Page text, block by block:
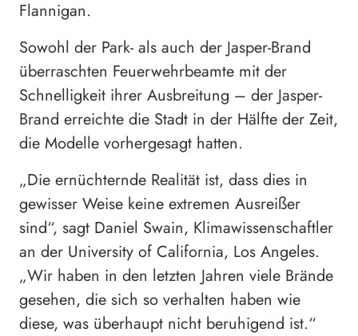
Flannigan.
Sowohl der Park- als auch der Jasper-Brand
überraschten Feuerwehrbeamte mit der
Schnelligkeit ihrer Ausbreitung – der Jasper-
Brand erreichte die Stadt in der Hälfte der Zeit,
die Modelle vorhergesagt hatten.
„Die ernüchternde Realität ist, dass dies in
gewisser Weise keine extremen Ausreißer
sind“, sagt Daniel Swain, Klimawissenschaftler
an der University of California, Los Angeles.
„Wir haben in den letzten Jahren viele Brände
gesehen, die sich so verhalten haben wie
diese, was überhaupt nicht beruhigend ist.“